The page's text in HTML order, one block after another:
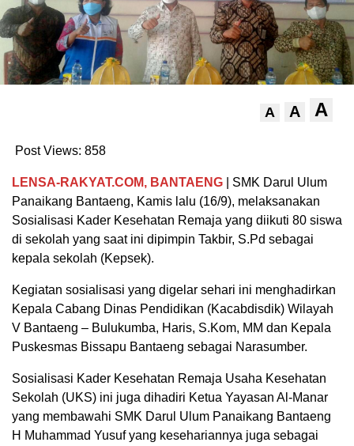
A A A
Post Views: 858
LENSA-RAKYAT.COM, BANTAENG | SMK Darul Ulum
Panaikang Bantaeng, Kamis lalu (16/9), melaksanakan
Sosialisasi Kader Kesehatan Remaja yang diikuti 80 siswa
di sekolah yang saat ini dipimpin Takbir, S.Pd sebagai
kepala sekolah (Kepsek).
Kegiatan sosialisasi yang digelar sehari ini menghadirkan
Kepala Cabang Dinas Pendidikan (Kacabdisdik) Wilayah
V Bantaeng – Bulukumba, Haris, S.Kom, MM dan Kepala
Puskesmas Bissapu Bantaeng sebagai Narasumber.
Sosialisasi Kader Kesehatan Remaja Usaha Kesehatan
Sekolah (UKS) ini juga dihadiri Ketua Yayasan Al-Manar
yang membawahi SMK Darul Ulum Panaikang Bantaeng
H Muhammad Yusuf yang kesehariannya juga sebagai